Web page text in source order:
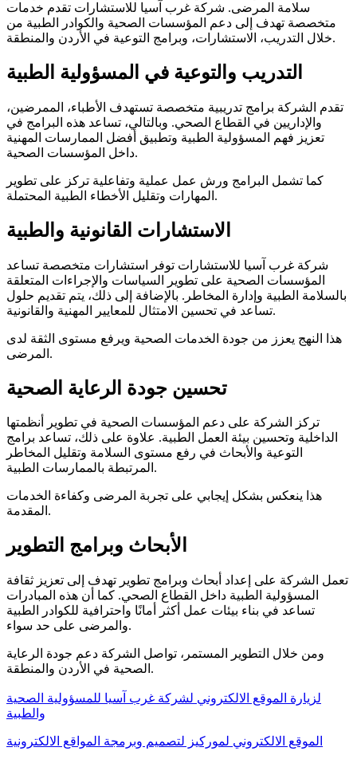
سلامة المرضى. شركة غرب آسيا للاستشارات تقدم خدمات
متخصصة تهدف إلى دعم المؤسسات الصحية والكوادر الطبية من
خلال التدريب، الاستشارات، وبرامج التوعية في الأردن والمنطقة.
التدريب والتوعية في المسؤولية الطبية
تقدم الشركة برامج تدريبية متخصصة تستهدف الأطباء، الممرضين،
والإداريين في القطاع الصحي. وبالتالي، تساعد هذه البرامج في
تعزيز فهم المسؤولية الطبية وتطبيق أفضل الممارسات المهنية
داخل المؤسسات الصحية.
كما تشمل البرامج ورش عمل عملية وتفاعلية تركز على تطوير
المهارات وتقليل الأخطاء الطبية المحتملة.
الاستشارات القانونية والطبية
شركة غرب آسيا للاستشارات توفر استشارات متخصصة تساعد
المؤسسات الصحية على تطوير السياسات والإجراءات المتعلقة
بالسلامة الطبية وإدارة المخاطر. بالإضافة إلى ذلك، يتم تقديم حلول
تساعد في تحسين الامتثال للمعايير المهنية والقانونية.
هذا النهج يعزز من جودة الخدمات الصحية ويرفع مستوى الثقة لدى
المرضى.
تحسين جودة الرعاية الصحية
تركز الشركة على دعم المؤسسات الصحية في تطوير أنظمتها
الداخلية وتحسين بيئة العمل الطبية. علاوة على ذلك، تساعد برامج
التوعية والأبحاث في رفع مستوى السلامة وتقليل المخاطر
المرتبطة بالممارسات الطبية.
هذا ينعكس بشكل إيجابي على تجربة المرضى وكفاءة الخدمات
المقدمة.
الأبحاث وبرامج التطوير
تعمل الشركة على إعداد أبحاث وبرامج تطوير تهدف إلى تعزيز ثقافة
المسؤولية الطبية داخل القطاع الصحي. كما أن هذه المبادرات
تساعد في بناء بيئات عمل أكثر أمانًا واحترافية للكوادر الطبية
والمرضى على حد سواء.
ومن خلال التطوير المستمر، تواصل الشركة دعم جودة الرعاية
الصحية في الأردن والمنطقة.
لزيارة الموقع الالكتروني لشركة غرب آسيا للمسؤولية الصحية
والطبية
الموقع الالكتروني لموركيز لتصميم وبرمجة المواقع الالكترونية